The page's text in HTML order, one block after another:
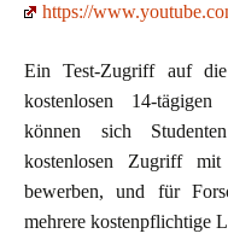
https://
Ein Test-Zugriff auf
kostenlosen 14-
können sich
kostenlosen Zugriff mit
bewerben, und für
mehrere kostenpflichtige